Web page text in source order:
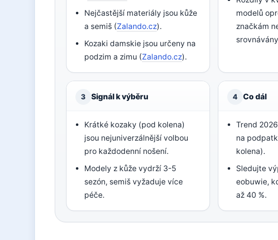
Nejčastější materiály jsou kůže
a semiš (Zalando.cz).
Kozaki damskie jsou určeny na
podzim a zimu (Zalando.cz).
modelů
značkám
3 Signál k výběru
Krátké kozaky (pod kolena)
jsou nejuniverzálnější volbou
pro každodenní nošení.
Modely z kůže vydrží 3-5
sezón, semiš vyžaduje více
péče.
4 Co dál
Trend
na
kolena).
Sledujte
eobuwie,
až 40 %.